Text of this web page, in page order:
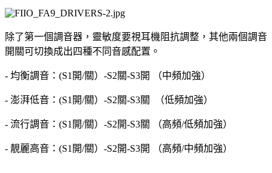
除了第一個調音器，靈敏度要視耳機阻抗調整，其他兩個調音
開關可切換成出四種不同音感配置。
- 均衡調音：(S1開/關）-S2關-S3開 （中頻加強）
- 澎湃低音：(S1開/關）-S2關-S3關 （低頻加強）
- 流行調音：(S1開/關）-S2開-S3關 （高頻/低頻加強）
- 靚麗高音：(S1開/關）-S2開-S3開 （高頻/中頻加強）